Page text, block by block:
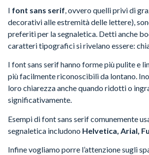
I font sans serif, ovvero quelli privi di
decorativi alle estremità delle lettere),
preferiti per la segnaletica. Detti anche
caratteri tipografici si rivelano essere:
I font sans serif hanno forme più pulite e
più facilmente riconoscibili da lontano.
loro chiarezza anche quando ridotti o
significativamente.
Esempi di font sans serif comunemente
segnaletica includono Helvetica, Arial,
Infine vogliamo porre l’attenzione sugli